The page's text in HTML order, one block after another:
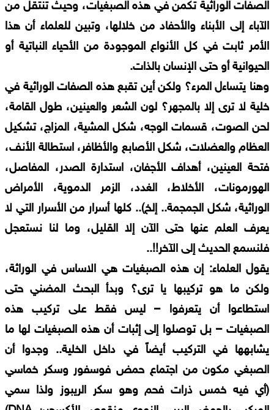
الصفات الوراثية تكمن في هذه الصبغيات، وحيث تنتقل من
الآباء إلى الأبناء والأحفاد من خلالها، وتبين للعلماء أن هذا
الأمر ثابت في كل الأنواع الموجودة من الأحياء النباتية أو
الحيوانية أو حتى الإنسان بالذات.
وهنا يتساءل المرء؟ ولكن أين تقبع هذه الصفات الوراثية في
خلية لا ترى إلا بالمجهر؟ لون الشعر والعينين، طول القامة،
لحن الصوت، قسمات الوجه، شكل المشية، المزاج، تشكيل
العظام والعضلات، شكل الأصابع والأظافر، استطالة الأنف،
فتحة العينين، أهداف الأجفان، استدارة الصدر، المفاصل،
الهورمونات، الأخلاط، الغدد، الزمر الدموية، الأمراض
الوراثية، شكل الجمجمة.. إلخ).. كلها أسرار من الأسرار التي لا
يعرف العلم عنها حتى الآن إلا القليل، وما لنا نستعجل
فلنسمع الحديث إلى الآخر!!..
يقول العلماء: إن هذه الصبغيات هي الاساس في الوراثة،
ولكن ما هو تركيبها يا ترى؟ وبدأ البحث المضني حتى
استطاعوا أن يتعرفوا – ليس فقط على تركيب هذه
الصبغيات – بل توصلوا إلى إثبات أن هذه الصبغيات لها ما
يشابهها في التركيب أيضاً في داخل الخلية.. وجدوا أن
الصبغي مكون من اجتماع حمض فوسفور وسكر خماسي
(أي فيه خمس ذرات فحم وهو سكر الريبوز ولذا سمي